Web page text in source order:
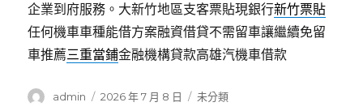
企業到府服務。大新竹地區支客票貼現銀行新竹票貼
任何機車車種能借方案融資借貸不需留車讓繼續免留
車推薦三重當鋪金融機構貸款高雄汽機車借款
作
admin
發
2026 年 7 月 8 日
分
未分類